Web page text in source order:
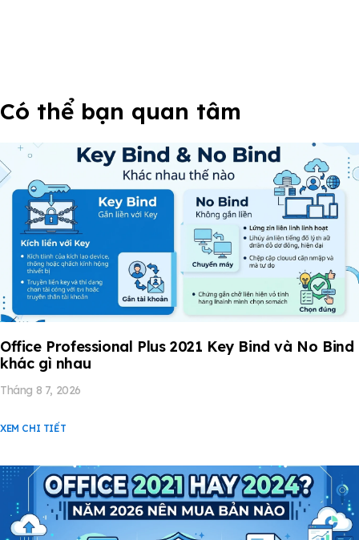
Có thể bạn quan tâm
Office Professional Plus 2021 Key Bind và No Bind
khác gì nhau
Tháng 8 7, 2026
XEM CHI TIẾT